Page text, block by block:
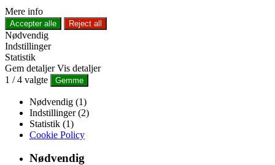
Mere info
Accepter alle Reject all
Nødvendig
Indstillinger
Statistik
Gem detaljer Vis detaljer
1 /4 valgte Gemme
Nødvendig (1)
Indstillinger (2)
Statistik (1)
Cookie Policy
Nødvendig